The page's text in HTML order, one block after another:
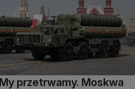
przetrwamy. Moskwa